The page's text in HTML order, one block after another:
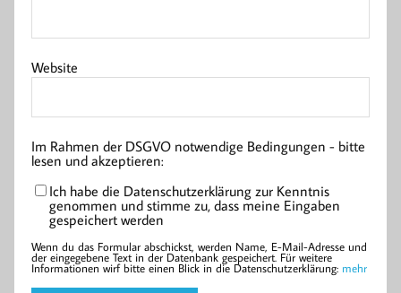
Website
Im Rahmen der DSGVO notwendige Bedingungen - bitte
lesen und akzeptieren:
Ich habe die Datenschutzerklärung zur Kenntnis
genommen und stimme zu, dass meine Eingaben
gespeichert werden
Wenn du das Formular abschickst, werden Name, E-Mail-Adresse und
der eingegebene Text in der Datenbank gespeichert. Für weitere
Informationen wirf bitte einen Blick in die Datenschutzerklärung: mehr